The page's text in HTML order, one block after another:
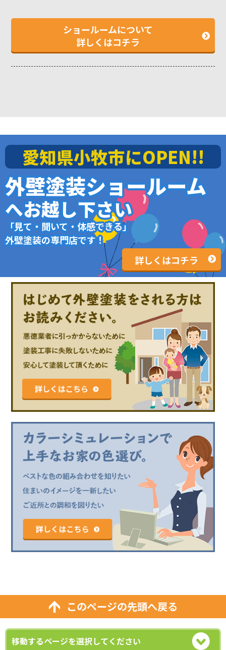
ショールームについて
詳しくはコチラ
愛知県小牧市にOPEN!!
外壁塗装ショールーム
へお越し下さい
「見て・聞いて・体感できる」
外壁塗装の専門店です！
詳しくはコチラ
このページの先頭へ戻る